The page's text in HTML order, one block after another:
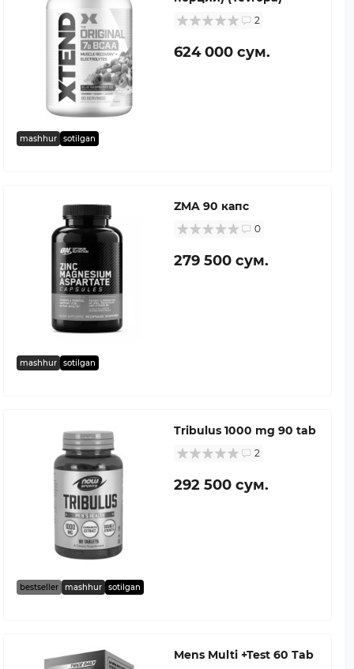
mashhur sotilgan
2
624 000 сум.
mashhur sotilgan
ZMA 90 капс
0
279 500 сум.
bestseller mashhur sotilgan
Tribulus 1000 mg 90 tab
2
292 500 сум.
Mens Multi +Test 60 Tab